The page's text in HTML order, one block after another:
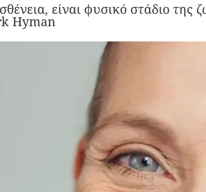
είναι φυσικό στάδιο
Hyman